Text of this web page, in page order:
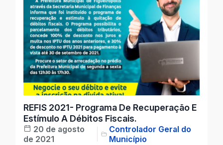
REFIS 2021- Programa De Recuperação E
Estímulo A Débitos Fiscais.
20 de agosto
de 2021
Controlador Geral do
Município